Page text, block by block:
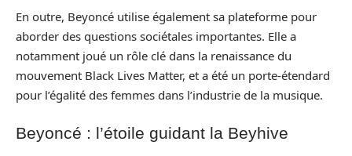
En outre, Beyoncé utilise également sa plateforme pour
aborder des questions sociétales importantes. Elle a
notamment joué un rôle clé dans la renaissance du
mouvement Black Lives Matter, et a été un porte-étendard
pour l’égalité des femmes dans l’industrie de la musique.
Beyoncé : l’étoile guidant la Beyhive